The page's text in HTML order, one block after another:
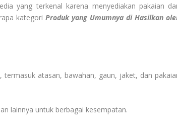
yang terkenal karena menyediakan pakaian
kategori Produk yang Umumnya di Hasilkan
atasan, bawahan, gaun, jaket, dan
lainnya untuk berbagai kesempatan.